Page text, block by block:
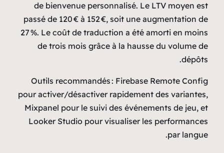
de bienvenue
passé de 120 € à 152 €,
27 %. Le coût de
de trois mois grâce à
Outils recommandés :
pour activer/désactiver
Mixpanel pour le suivi
Looker Studio pour